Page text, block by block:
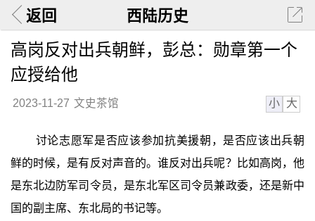
返回 西陆历史
高岗反对出兵朝鲜，彭总：勋章第一个
应授给他
2023-11-27 文史茶馆 小 大
讨论志愿军是否应该参加抗美援朝，是否应该出兵朝
鲜的时候，是有反对声音的。谁反对出兵呢？比如高岗，他
是东北边防军司令员，是东北军区司令员兼政委，还是新中
国的副主席、东北局的书记等。